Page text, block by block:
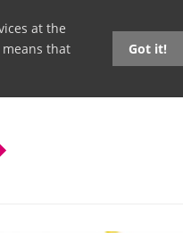
at the
that
Got it!